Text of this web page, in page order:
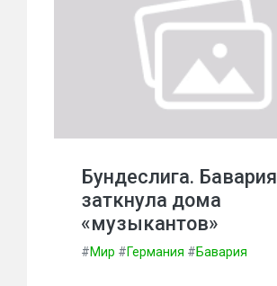
Бундеслига. Бавария
заткнула дома
«музыкантов»
#Мир #Германия #Бавария